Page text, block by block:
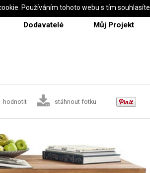
Dodavatelé Můj Projekt
hodnotit stáhnout fotku
Používáním tohoto webu s tím souhlasíte.